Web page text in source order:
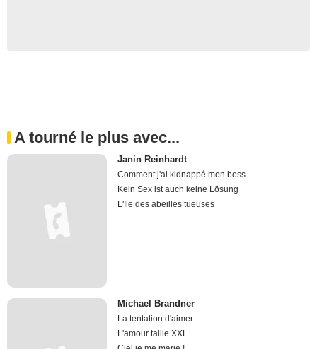
A tourné le plus avec...
Janin Reinhardt
Comment j'ai kidnappé mon boss
Kein Sex ist auch keine Lösung
L'Ile des abeilles tueuses
Michael Brandner
La tentation d'aimer
L'amour taille XXL